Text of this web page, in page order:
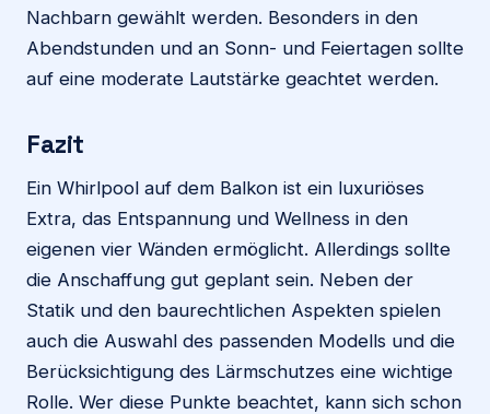
Nachbarn gewählt werden. Besonders in den
Abendstunden und an Sonn- und Feiertagen sollte
auf eine moderate Lautstärke geachtet werden.
Fazit
Ein Whirlpool auf dem Balkon ist ein luxuriöses
Extra, das Entspannung und Wellness in den
eigenen vier Wänden ermöglicht. Allerdings sollte
die Anschaffung gut geplant sein. Neben der
Statik und den baurechtlichen Aspekten spielen
auch die Auswahl des passenden Modells und die
Berücksichtigung des Lärmschutzes eine wichtige
Rolle. Wer diese Punkte beachtet, kann sich schon